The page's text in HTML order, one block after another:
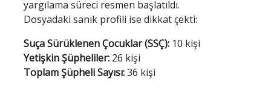
yargılama süreci resmen başlatıldı.
Dosyadaki sanık profili ise dikkat çekti:
Suça Sürüklenen Çocuklar (SSÇ): 10 kişi
Yetişkin Şüpheliler: 26 kişi
Toplam Şüpheli Sayısı:36 kişi